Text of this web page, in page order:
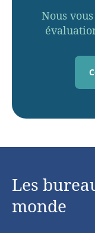
Nous
Les
monde